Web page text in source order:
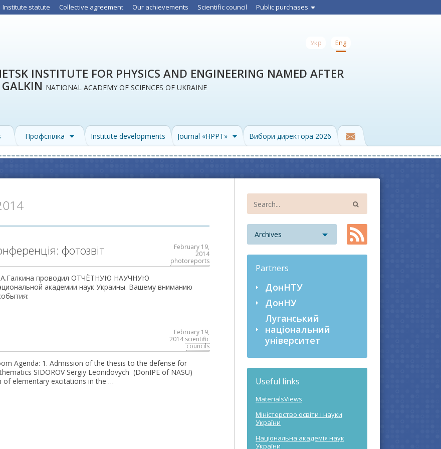
Institute statute Collective agreement Our achievements Scientific council Public purchases
INSTITUTE FOR PHYSICS AND ENGINEERING NAMED AFTER
NATIONAL ACADEMY OF SCIENCES OF UKRAINE
Укр Eng
Профспілка Institute developments Journal «HPPT» Вибори директора 2026
фотозвіт
February 19,
2014
photoreports
проводил ОТЧЁТНУЮ НАУЧНУЮ
академии наук Украины. Вашему вниманию
February 19,
2014 scientific
councils
Agenda: 1. Admission of the thesis to the defense for
SIDOROV Sergiy Leonidovych (DonIPE of NASU)
of elementary excitations in the …
Archives
Partners
ДонНТУ
ДонНУ
Луганський
національний
університет
Useful links
MaterialsViews
Міністерство освіти і науки
України
Національна академія наук
України